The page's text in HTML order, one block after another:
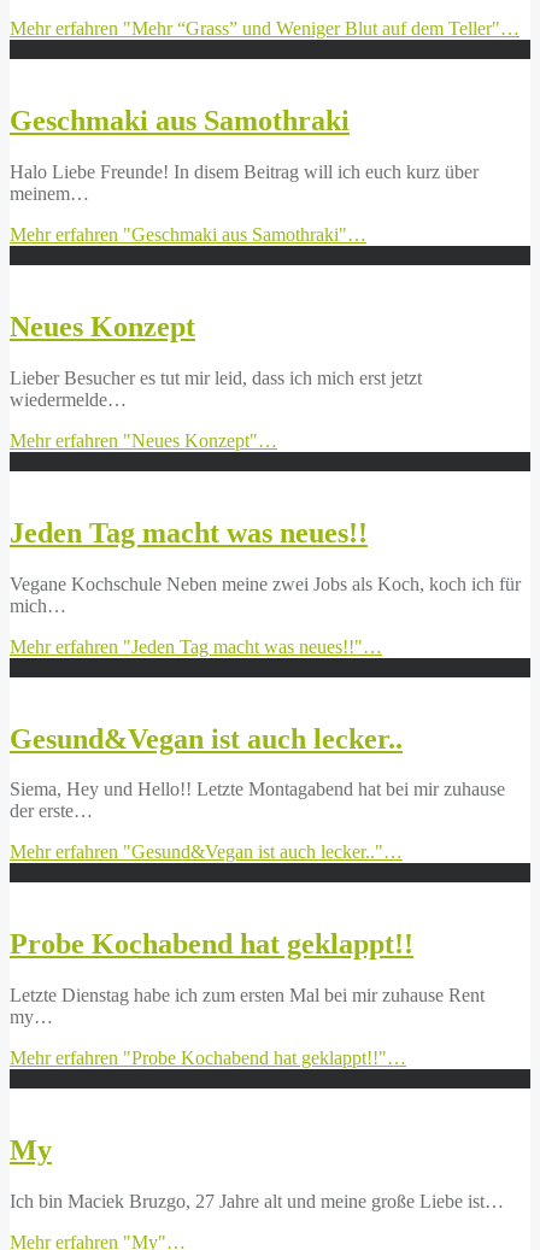
Mehr erfahren "Mehr “Grass” und Weniger Blut auf dem Teller"…
Geschmaki aus Samothraki
Halo Liebe Freunde! In disem Beitrag will ich euch kurz über
meinem…
Mehr erfahren "Geschmaki aus Samothraki"…
Neues Konzept
Lieber Besucher es tut mir leid, dass ich mich erst jetzt
wiedermelde…
Mehr erfahren "Neues Konzept"…
Jeden Tag macht was neues!!
Vegane Kochschule Neben meine zwei Jobs als Koch, koch ich für
mich…
Mehr erfahren "Jeden Tag macht was neues!!"…
Gesund&Vegan ist auch lecker..
Siema, Hey und Hello!! Letzte Montagabend hat bei mir zuhause
der erste…
Mehr erfahren "Gesund&Vegan ist auch lecker.."…
Probe Kochabend hat geklappt!!
Letzte Dienstag habe ich zum ersten Mal bei mir zuhause Rent
my…
Mehr erfahren "Probe Kochabend hat geklappt!!"…
My
Ich bin Maciek Bruzgo, 27 Jahre alt und meine große Liebe ist…
Mehr erfahren "My"…